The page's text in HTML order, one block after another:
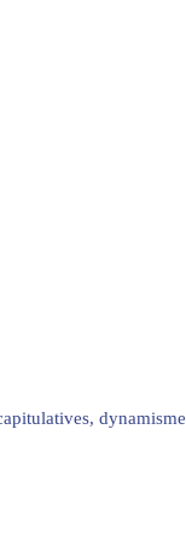
dynamisme